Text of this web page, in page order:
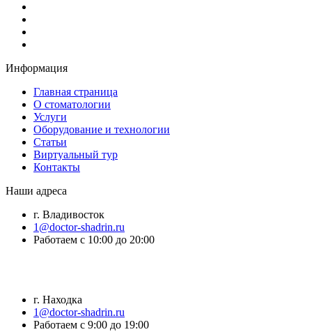
Информация
Главная страница
О стоматологии
Услуги
Оборудование и технологии
Статьи
Виртуальный тур
Контакты
Наши адреса
г. Владивосток
1@doctor-shadrin.ru
Работаем с 10:00 до 20:00
г. Находка
1@doctor-shadrin.ru
Работаем с 9:00 до 19:00